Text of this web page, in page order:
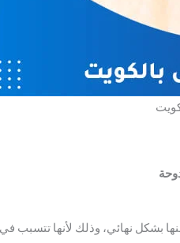
بشكل نهائي، وذلك لأنها تتسبب